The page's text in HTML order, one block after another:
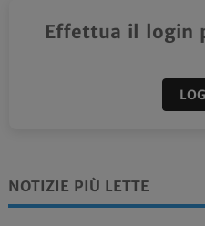
Effettua il login
NOTIZIE PIÙ LETTE